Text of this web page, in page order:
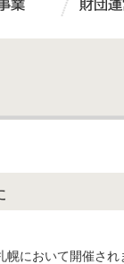
において開催され